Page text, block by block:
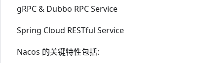
gRPC& Dubbo RPC Service
Spring Cloud RESTful Service
Nacos 的关键特性包括: